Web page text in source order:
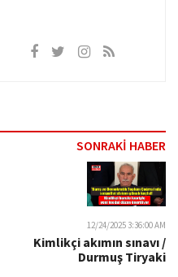
SONRAKİ HABER
12/24/2025 3:36:00 AM
Kimlikçi akımın sınavı /
Durmuş Tiryaki